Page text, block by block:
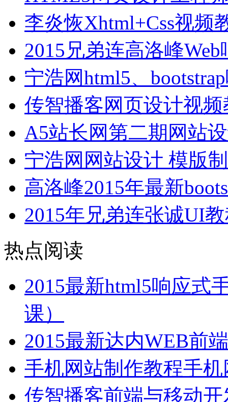
李炎恢Xhtml+Css视频
2015兄弟连高洛峰
宁浩网html5、
传智播客网页设计视
A5站长网第二期网站
宁浩网网站设计 模版
高洛峰2015年最新
2015年兄弟连张诚UI
热点阅读
2015最新html5响应式
课）
2015最新达内WEB前
手机网站制作教程手
传智播客前端与移动